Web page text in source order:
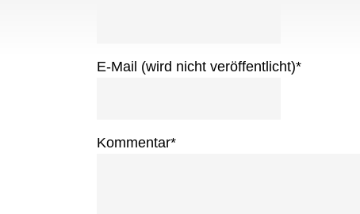
E-Mail (wird nicht veröffentlicht)*
Kommentar*